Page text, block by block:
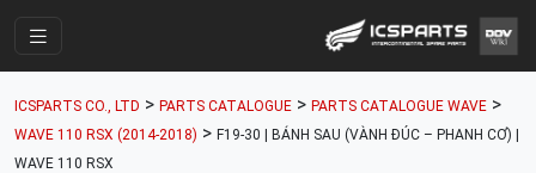
Cửa Hàng
ICSPARTS CO., LTD > PARTS CATALOGUE > PARTS CATALOGUE WAVE >
WAVE 110 RSX (2014-2018) > F19-30 | BÁNH SAU (VÀNH ĐÚC – PHANH CƠ) |
WAVE 110 RSX